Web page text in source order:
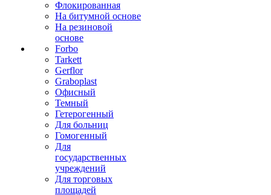
Флокированная
На битумной основе
На резиновой
основе
Forbo
Tarkett
Gerflor
Graboplast
Офисный
Темный
Гетерогенный
Для больниц
Гомогенный
Для
государственных
учреждений
Для торговых
площадей